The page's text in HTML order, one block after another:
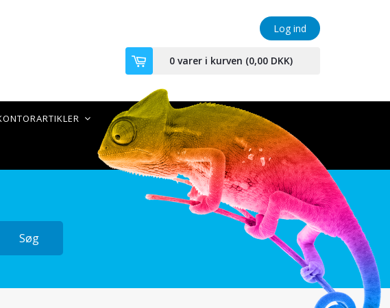
Log ind
0 varer i kurven (0,00 DKK)
Søg